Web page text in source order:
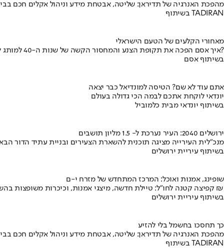
מהפכת האנרגיה של תדיראן: שליטה, אבטחת מידע וניהול אקלים חכם
בשיתוף TADIRAN
מאחורי הקלעים של הטעם הישראלי
איך אסם הפכה את תקופת הצנע והמחסור הקשה של שנות ה-40 למותג לאומי?
בשיתוף אסם
אתם עוד לא שם? הטיסה למונדיאל כבר יצאה
יונדאי לוקחת אתכם לבמה הכי גדולה בעולם
בשיתוף יונדאי מבית כלמוביל
ירושלים 2040: העיר נערכת ל- 1.5 מליון תושבים
מנכ"לית העירייה מציגה תוכנית להשארת הצעירים ובניית עתיד הדור
בשיתוף עיריית ירושלים
שופינג, אמנות ואוכל: המרכז המתחדש של מזרח י-ם
קפיצה קטנה לחו"ל: טיילת חדשה, מיצגי אמנות, וכיכרות משופצות בהשקעה של 100 מיליון ₪
בשיתוף עיריית ירושלים
כך תחסכו בחשמל בלי להזיע
מהפכת האנרגיה של תדיראן: שליטה, אבטחת מידע וניהול אקלים חכם
בשיתוף TADIRAN